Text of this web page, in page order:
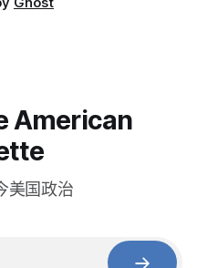
American
美国政治